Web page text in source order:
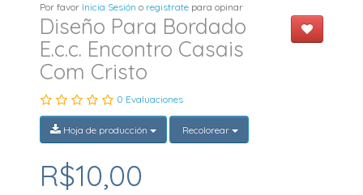
Por favor Inicia Sesión o registrate para opinar
Diseño Para Bordado
E.c.c. Encontro Casais
Com Cristo
0 Evaluaciones
Hoja de producción Recolorear
R$10,00